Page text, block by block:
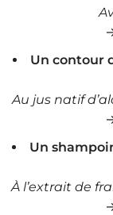
Un contour
Au jus natif
Un
À l’extrait de